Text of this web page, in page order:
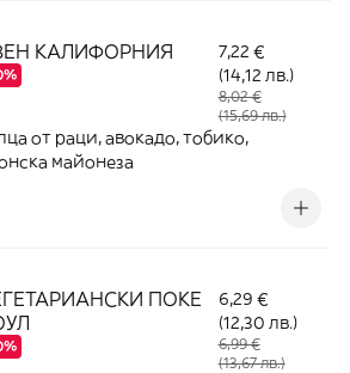
КАЛИФОРНИЯ
7,22 €
(14,12 лв.)
8,02 €
(15,69 лв.)
от раци, авокадо, тобико,
майонеза
ПОКЕ
6,29 €
(12,30 лв.)
6,99 €
(13,67 лв.)